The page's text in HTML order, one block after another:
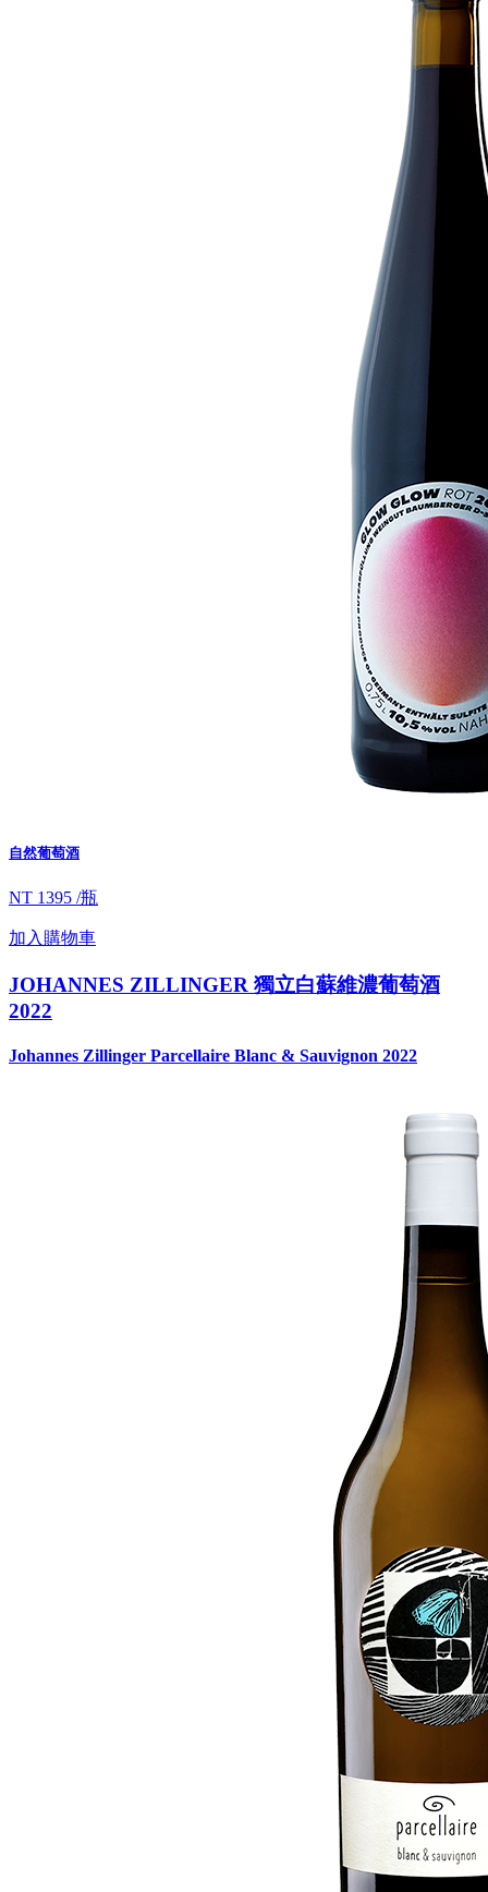
自然葡萄酒
NT 1395 /瓶
加入購物車
JOHANNES ZILLINGER 獨立白蘇維濃葡萄酒
2022
Johannes Zillinger Parcellaire Blanc & Sauvignon 2022